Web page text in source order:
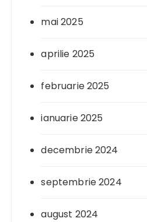
mai 2025
aprilie 2025
februarie 2025
ianuarie 2025
decembrie 2024
septembrie 2024
august 2024